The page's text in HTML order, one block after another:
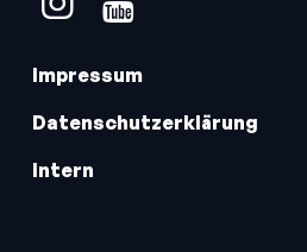
Impressum
Datenschutzerklärung
Intern